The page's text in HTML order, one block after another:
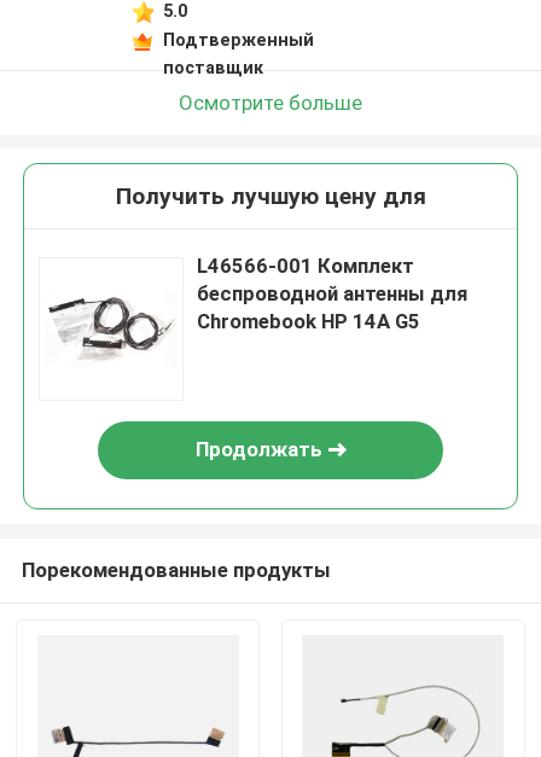
5.0
Подтверженный
поставщик
Осмотрите больше
Получить лучшую цену для
L46566-001 Комплект
беспроводной антенны для
Chromebook HP 14A G5
Продолжать
Порекомендованные продукты